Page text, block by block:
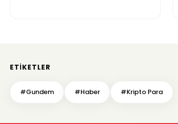
ETIKETLER
#Gundem #Haber #Kripto Para